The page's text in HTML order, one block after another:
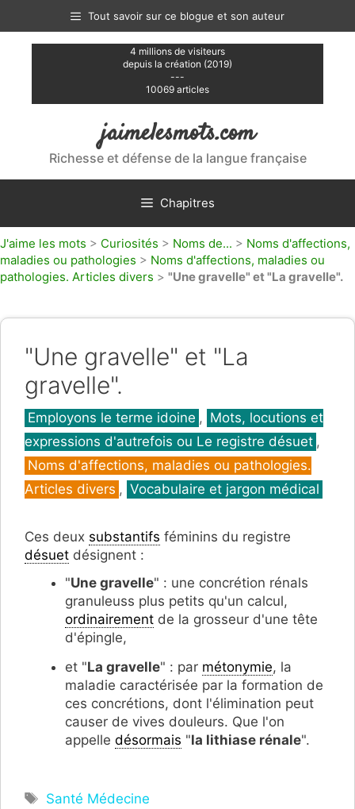
contenu
Tout savoir sur ce blogue et son auteur
4 millions de visiteurs
depuis la création (2019)
---
10069 articles
jaimelesmots.com
Richesse et défense de la langue française
Chapitres
J'aime les mots > Curiosités > Noms de... > Noms d'affections,
maladies ou pathologies > Noms d'affections, maladies ou
pathologies. Articles divers > "Une gravelle" et "La gravelle".
"Une gravelle" et "La
gravelle".
Catégories
Employons le terme idoine , Mots, locutions et
expressions d'autrefois ou Le registre désuet ,
Noms d'affections, maladies ou pathologies.
Articles divers , Vocabulaire et jargon médical
Ces deux substantifs féminins du registre
désuet désignent :
"Une gravelle" : une concrétion rénals
granuleuss plus petits qu'un calcul,
ordinairement de la grosseur d'une tête
d'épingle,
et "La gravelle" : par métonymie, la
maladie caractérisée par la formation de
ces concrétions, dont l'élimination peut
causer de vives douleurs. Que l'on
appelle désormais "la lithiase rénale".
Étiquettes
Santé Médecine